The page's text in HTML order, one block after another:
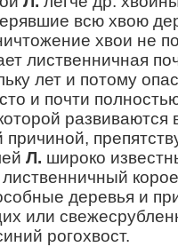
всю хвою
хвои не
лиственничная
лет и потому
и почти
причиной,
Л. широко
деревья и
или
рогохвост.